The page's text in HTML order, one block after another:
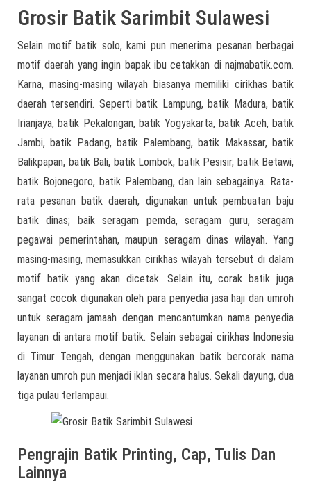
Grosir Batik Sarimbit Sulawesi
Selain motif batik solo, kami pun menerima pesanan berbagai
motif daerah yang ingin bapak ibu cetakkan di najmabatik.com.
Karna, masing-masing wilayah biasanya memiliki cirikhas batik
daerah tersendiri. Seperti batik Lampung, batik Madura, batik
Irianjaya, batik Pekalongan, batik Yogyakarta, batik Aceh, batik
Jambi, batik Padang, batik Palembang, batik Makassar, batik
Balikpapan, batik Bali, batik Lombok, batik Pesisir, batik Betawi,
batik Bojonegoro, batik Palembang, dan lain sebagainya. Rata-
rata pesanan batik daerah, digunakan untuk pembuatan baju
batik dinas; baik seragam pemda, seragam guru, seragam
pegawai pemerintahan, maupun seragam dinas wilayah. Yang
masing-masing, memasukkan cirikhas wilayah tersebut di dalam
motif batik yang akan dicetak. Selain itu, corak batik juga
sangat cocok digunakan oleh para penyedia jasa haji dan umroh
untuk seragam jamaah dengan mencantumkan nama penyedia
layanan di antara motif batik. Selain sebagai cirikhas Indonesia
di Timur Tengah, dengan menggunakan batik bercorak nama
layanan umroh pun menjadi iklan secara halus. Sekali dayung, dua
tiga pulau terlampaui.
Pengrajin Batik Printing, Cap, Tulis Dan
Lainnya